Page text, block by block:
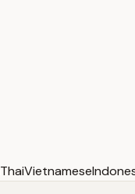
ThaiVietnamese